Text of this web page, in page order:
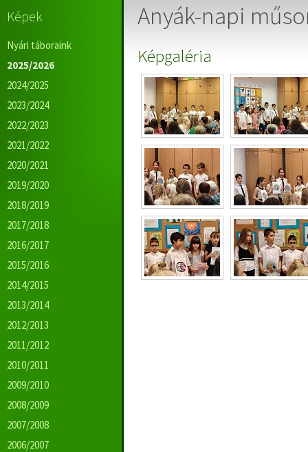
Képek
Nyári táboraink
2025/2026
2024/2025
2023/2024
2022/2023
2021/2022
2020/2021
2019/2020
2018/2019
2017/2018
2016/2017
2015/2016
2014/2015
2013/2014
2012/2013
2011/2012
2010/2011
2009/2010
2008/2009
2007/2008
2006/2007
Anyák-napi
Képgaléria